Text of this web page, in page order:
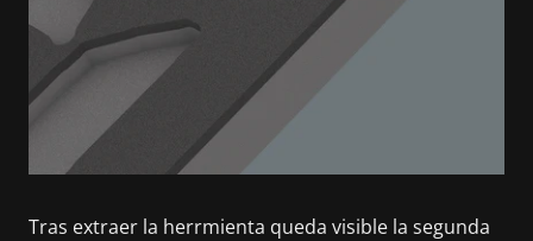
Tras extraer la herrmienta queda visible la segunda